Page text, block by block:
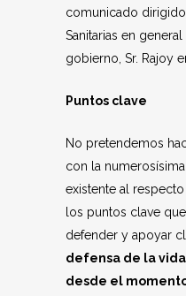
comunicado
Sanitarias en
gobierno, Sr. Rajoy
Puntos clave
No pretendemos
con la
existente al
los puntos clave
defender y apoyar
defensa de la
desde el